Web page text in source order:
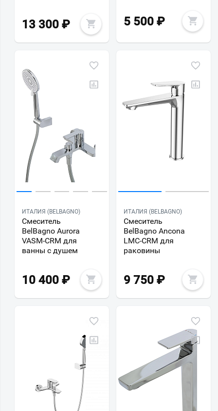
13 300 ₽ 5 500 ₽
ИТАЛИЯ (BELBAGNO)
Смеситель
BelBagno Aurora
VASM-CRM для
ванны с душем
10 400 ₽
ИТАЛИЯ (BELBAGNO)
Смеситель
BelBagno Ancona
LMC-CRM для
раковины
9 750 ₽